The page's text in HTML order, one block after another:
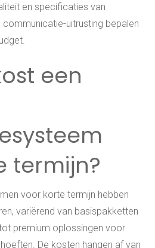
en specificaties van
uitrusting bepalen
een
termijn?
voor korte termijn hebben
variërend van basispakketten
premium oplossingen voor
De kosten hangen af van